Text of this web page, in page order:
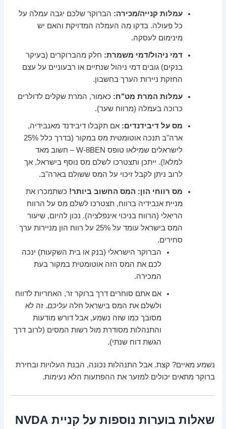
עמלות קנייה/מכירה: הברוקר שלכם יגבה עמלה על
כל פעולה. בדקו מה העמלה המדויקת והאם יש
מינימום לעסקה.
דמי ניהול/דמי משמרת: חלק מהברוקרים (בעיקר
בנקים) גובים דמי ניהול שנתיים או רבעוניים על עצם
החזקת ניירות הערך בחשבון.
עמלות המרת מט"ח: כאמור, המרת שקלים לדולרים
כרוכה בעמלה (מרווח שער).
מס על דיבידנדים: אם תקבלו דיבידנד מאנבידיה,
ארה"ב תנכה אוטומטית מס במקור (בדרך כלל 25%
לישראלים שמילאו טופס W-8BEN – חשוב מאד
למלא!). ייתכן ותצטרכו לשלם מס נוסף בישראל, אך
לרוב ניתן לקבל זיכוי על המס ששולם בארה"ב.
מס רווחי הון: המס החשוב ביותר! כשתמכרו את
מניית אנבידיה ברווח, תצטרכו לשלם מס על הרווח
הריאלי (הרווח בניכוי אינפלציה). נכון להיום, שיעור
המס בישראל עומד על 25% על רווח הון מניירות ערך
סחירים.
הברוקר הישראלי (בנק או בית השקעות) ינכה
לכם את המס הזה אוטומטית במקור בעת
המכירה.
אם אתם סוחרים דרך ברוקר זר, האחריות לדווח
ולשלם את המס בישראל חלהעליכם. זה לא
מסובך כמו שזה נשמע, אבל דורש מודעות
והתנהלות מסודרת מול רשות המסים (לרוב דרך
הגשת דוח שנתי).
נשמע מאיים? קצת. אבל התנהלות נכונה, הבנת העלויות ובחירת
ברוקר מתאים יכולים למזער את ההפתעות הלא נעימות.
שאלות בוערות נוספות על קניית NVDA